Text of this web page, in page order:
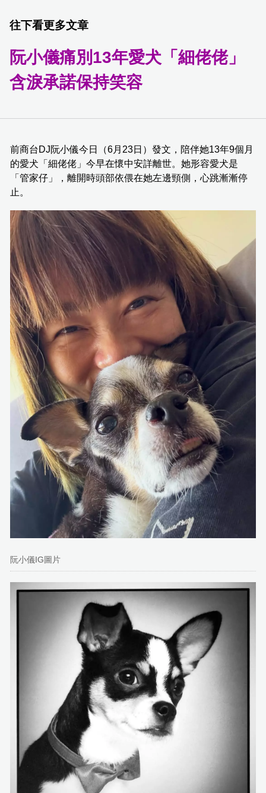
往下看更多文章
阮小儀痛別13年愛犬「細佬佬」
含淚承諾保持笑容
前商台DJ阮小儀今日（6月23日）發文，陪伴她13年9個月
的愛犬「細佬佬」今早在懷中安詳離世。她形容愛犬是
「管家仔」，離開時頭部依偎在她左邊頸側，心跳漸漸停
止。
阮小儀IG圖片